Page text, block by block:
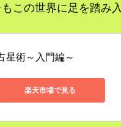
この世界に足を踏み
星術～入門編～
楽天市場で見る